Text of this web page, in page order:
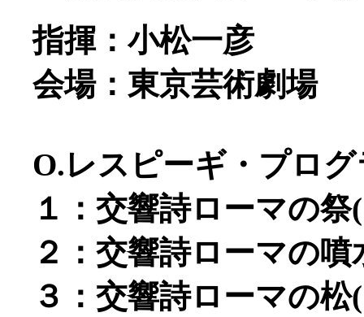
指揮：小松一彦
会場：東京芸術劇場
O.レスピーギ・プロ
１：交響詩ローマの祭
２：交響詩ローマの噴
３：交響詩ローマの松